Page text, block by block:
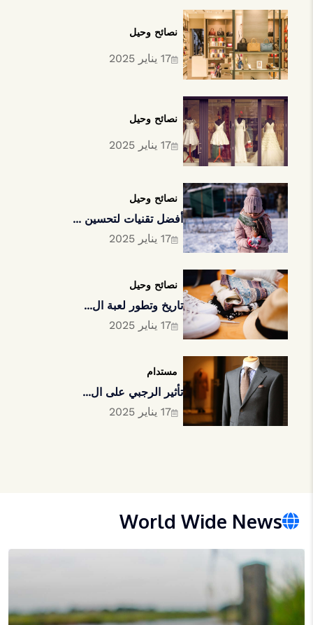
نصائح وحيل
17 يناير 2025
نصائح وحيل
17 يناير 2025
نصائح وحيل
أفضل تقنيات لتحسين ...
17 يناير 2025
نصائح وحيل
تاريخ وتطور لعبة ال...
17 يناير 2025
مستدام
تأثير الرجبي على ال...
17 يناير 2025
World Wide News